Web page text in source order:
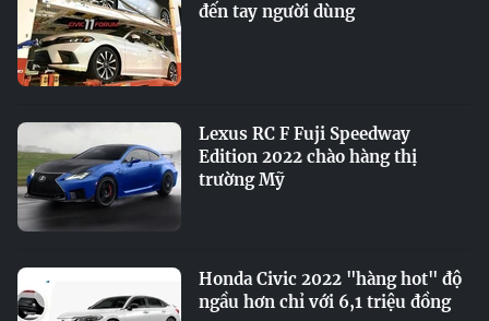
đến tay người dùng
Lexus RC F Fuji Speedway
Edition 2022 chào hàng thị
trường Mỹ
Honda Civic 2022 "hàng hot" độ
ngầu hơn chỉ với 6,1 triệu đồng